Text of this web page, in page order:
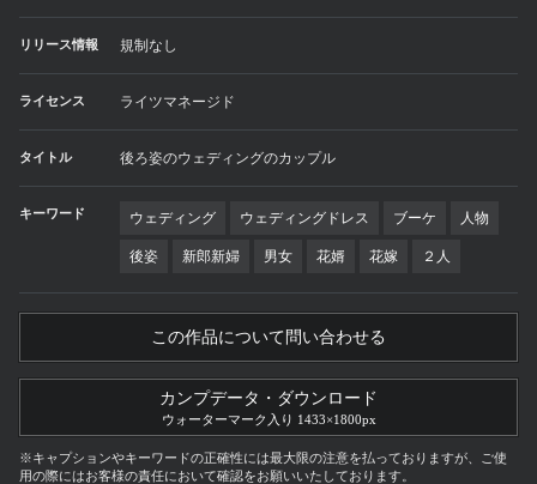
リリース情報 規制なし
ライセンス ライツマネージド
タイトル 後ろ姿のウェディングのカップル
キーワード ウェディング ウェディングドレス ブーケ 人物
後姿 新郎新婦 男女 花婿 花嫁 ２人
この作品について問い合わせる
カンプデータ・ダウンロード
ウォーターマーク入り 1433×1800px
※キャプションやキーワードの正確性には最大限の注意を払っておりますが、ご使
用の際にはお客様の責任において確認をお願いいたしております。